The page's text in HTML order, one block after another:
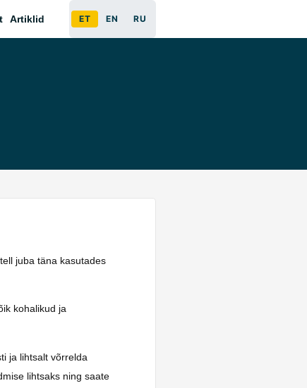
Artiklid ET EN RU
juba täna kasutades
kohalikud ja
ja lihtsalt võrrelda
lihtsaks ning saate